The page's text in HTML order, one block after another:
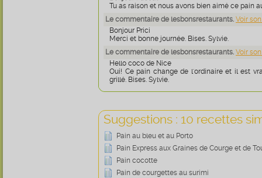
Tu as raison et nous avons bien aimé ce pain
Le commentaire de lesbonsrestaurants. Voir
Bonjour Prici
Merci et bonne journée. Bises. Sylvie.
Le commentaire de lesbonsrestaurants. Voir
Hello coco de Nice
Oui! Ce pain change de l'ordinaire et il est
grillé. Bises. Sylvie.
Suggestions : 10 recettes
Pain au bleu et au Porto
Pain Express aux Graines de Courge et de
Pain cocotte
Pain de courgettes au surimi